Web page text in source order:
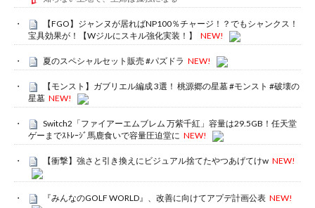
【FGO】ジャンヌが居ればNP100％チャージ！？でもシャンクス！
宝具効果が！【Wジルにスキル強化実装！】
NEW!
夏のスペシャルセット販売 #パズドラ NEW!
【モンスト】ガブリエル編成 3選！ 桃源郷の星墓 #モンスト #破壊の
星墓 NEW!
Switch2「ファイアーエムブレム 万紫千紅」容量は29.5GB！任天堂
ゲーまでｽﾄﾚｰｼﾞ馬鹿食いで容量圧迫堂に NEW!
【衝撃】強さと引き換えにビジュアル捨てたやつあげてけw NEW!
『みんなのGOLF WORLD』、改善に向けてアプデ計画公表 NEW!